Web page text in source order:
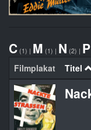
C (1) | M (1) | N (2) | P
Filmplakat Titel